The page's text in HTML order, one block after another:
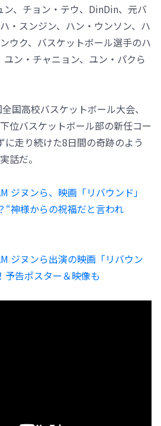
、チョン・テウ、DinDin、元バ
・スンジン、ハン・ウンソン、ハ
ウク、バスケットボール選手のハ
ン・チャニョン、ユン・パクら
国高校バスケットボール大会、
位バスケットボール部の新任コー
に走り続けた8日間の奇跡のよう
話だ。
ジヌンら、映画「リバウンド」
“神様からの祝福だと言われ
ジヌンら出演の映画「リバウン
予告ポスター＆映像も